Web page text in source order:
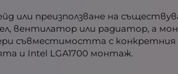
или преизползване на
вентилатор или радиатор, а
съвместимостта с
и Intel LGA1700 монтаж.